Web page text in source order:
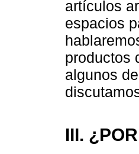
artículos
espacios
productos
algunos
III.